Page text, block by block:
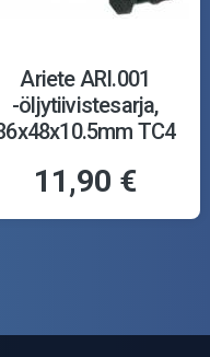
Ariete ARI.001
-öljytiivistesarja,
TC4
11,90 €